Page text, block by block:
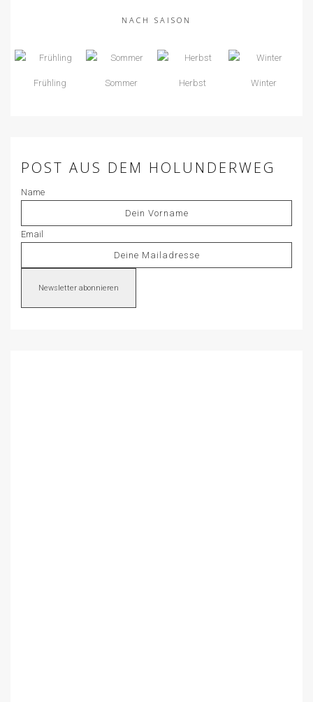
NACH SAISON
Frühling Sommer Herbst Winter
POST AUS DEM HOLUNDERWEG
Name
Email
Newsletter abonnieren